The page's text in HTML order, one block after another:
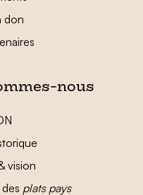
don
nous
vision
des plats pays